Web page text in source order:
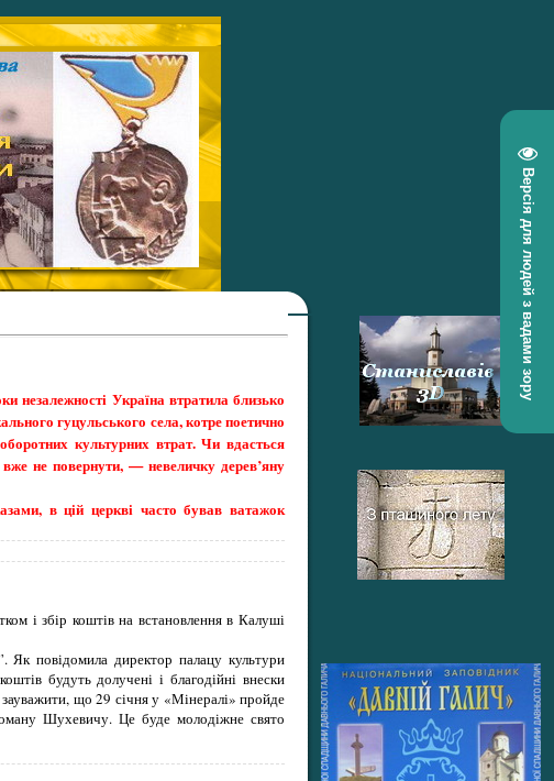
Версія для людей з вадами зору
незалежності Україна втратила близько
гуцульського села, котре поетично
культурних втрат. Чи вдасться
не повернути, — невеличку дерев’яну
в цій церкві часто бував ватажок
і збір коштів на встановлення в Калуші
Як повідомила директор палацу культури
будуть долучені і благодійні внески
що 29 січня у «Мінералі» пройде
Шухевичу. Це буде молодіжне свято